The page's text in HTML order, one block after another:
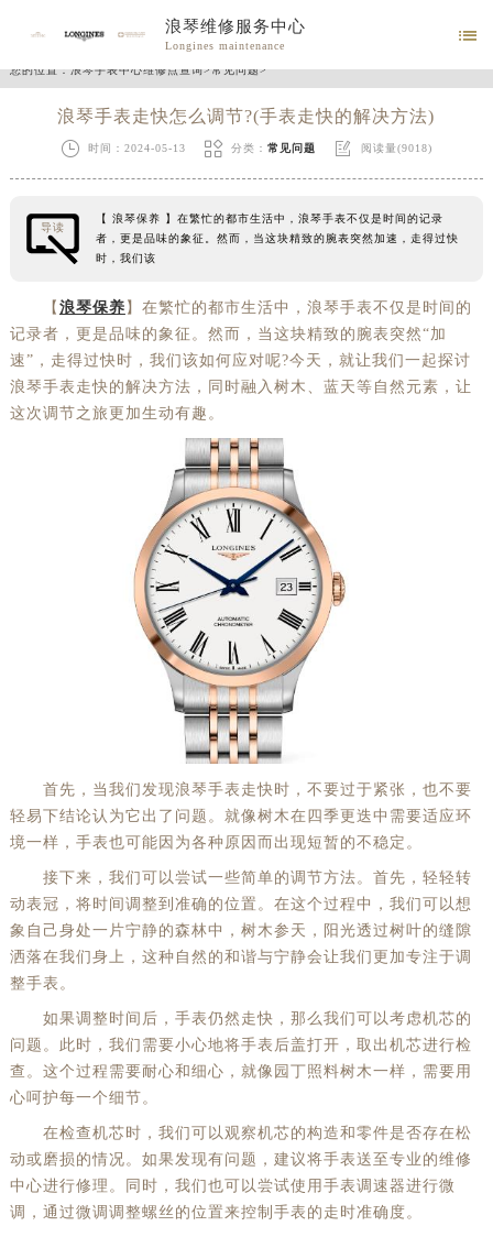
浪琴维修服务中心
Longines maintenance

您的位置：浪琴手表中心维修点查询>常见问题>
浪琴手表走快怎么调节?(手表走快的解决方法)
 时间：2024-05-13  分类： 常见问题  阅读量(9018)
导读
【 浪琴保养 】在繁忙的都市生活中，浪琴手表不仅是时间的记录
者，更是品味的象征。然而，当这块精致的腕表突然加速，走得过快
时，我们该
【 浪琴保养 】在繁忙的都市生活中，浪琴手表不仅是时间的
记录者，更是品味的象征。然而，当这块精致的腕表突然“加
速”，走得过快时，我们该如何应对呢?今天，就让我们一起探讨
浪琴手表走快的解决方法，同时融入树木、蓝天等自然元素，让
这次调节之旅更加生动有趣。
首先，当我们发现浪琴手表走快时，不要过于紧张，也不要
轻易下结论认为它出了问题。就像树木在四季更迭中需要适应环
境一样，手表也可能因为各种原因而出现短暂的不稳定。
接下来，我们可以尝试一些简单的调节方法。首先，轻轻转
动表冠，将时间调整到准确的位置。在这个过程中，我们可以想
象自己身处一片宁静的森林中，树木参天，阳光透过树叶的缝隙
洒落在我们身上，这种自然的和谐与宁静会让我们更加专注于调
整手表。
如果调整时间后，手表仍然走快，那么我们可以考虑机芯的
问题。此时，我们需要小心地将手表后盖打开，取出机芯进行检
查。这个过程需要耐心和细心，就像园丁照料树木一样，需要用
心呵护每一个细节。
在检查机芯时，我们可以观察机芯的构造和零件是否存在松
动或磨损的情况。如果发现有问题，建议将手表送至专业的维修
中心进行修理。同时，我们也可以尝试使用手表调速器进行微
调，通过微调调整螺丝的位置来控制手表的走时准确度。